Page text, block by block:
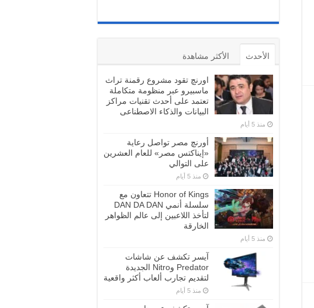
الأحدث الأكثر مشاهدة
اورنچ تقود مشروع رقمنة تراث
ماسبيرو عبر منظومة متكاملة
تعتمد على أحدث تقنيات مراكز
البيانات والذكاء الاصطناعى
منذ 5 أيام
أورنچ مصر تواصل رعاية
«إيناكتس مصر» للعام العشرين
على التوالي
منذ 5 أيام
Honor of Kings تتعاون مع
سلسلة أنمي DAN DA DAN
لتأخذ اللاعبين إلى عالم الظواهر
الخارقة
منذ 5 أيام
آيسر تكشف عن شاشات
Predator وNitro الجديدة
لتقديم تجارب ألعاب أكثر واقعية
منذ 5 أيام